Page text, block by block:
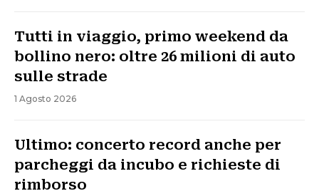
Tutti in viaggio, primo weekend da
bollino nero: oltre 26 milioni di auto
sulle strade
1 Agosto 2026
Ultimo: concerto record anche per
parcheggi da incubo e richieste di
rimborso